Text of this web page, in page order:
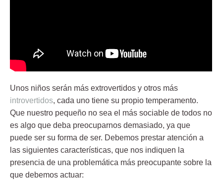
Unos niños serán más extrovertidos y otros más
introvertidos, cada uno tiene su propio temperamento.
Que nuestro pequeño no sea el más sociable de todos no
es algo que deba preocuparnos demasiado, ya que
puede ser su forma de ser. Debemos prestar atención a
las siguientes características, que nos indiquen la
presencia de una problemática más preocupante sobre la
que debemos actuar: